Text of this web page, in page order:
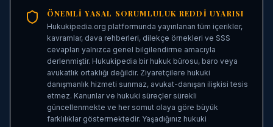
ÖNEMLI YASAL SORUMLULUK REDDI UYARISI
Hukukipedia.org platformunda yayınlanan tüm içerikler,
kavramlar, dava rehberleri, dilekçe örnekleri ve SSS
cevapları yalnızca genel bilgilendirme amacıyla
derlenmiştir. Hukukipedia bir hukuk bürosu, baro veya
avukatlık ortaklığı değildir. Ziyaretçilere hukuki
danışmanlık hizmeti sunmaz, avukat-danışan ilişkisi tesis
etmez. Kanunlar ve hukuki süreçler sürekli
güncellenmekte ve her somut olaya göre büyük
farklılıklar göstermektedir. Yaşadığınız hukuki